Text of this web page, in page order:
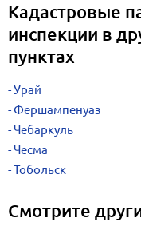
Кадастровые
инспекции в
пунктах
Урай
Фершампенуаз
Чебаркуль
Чесма
Тобольск
Смотрите